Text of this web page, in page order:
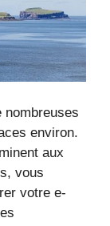
nombreuses
environ.
aux
vous
votre e-